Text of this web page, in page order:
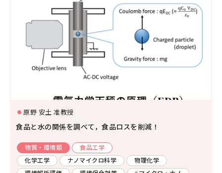
原野 安土 准教授
食品と水の関係を調べて，食品ロスを削減！
物質・環境類
食品工学
化学工学
ナノマイクロ科学
物理化学